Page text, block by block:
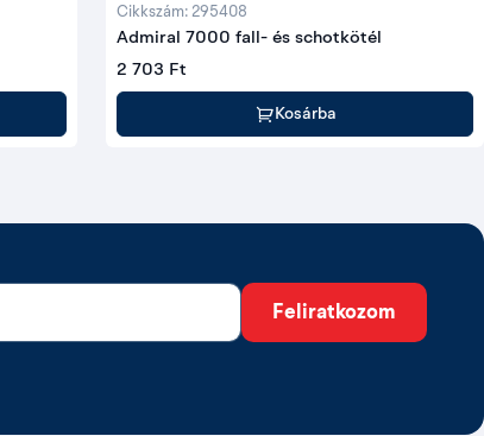
Cikkszám: 295408
Admiral 7000 fall- és schotkötél
2 703 Ft
Kosárba
Feliratkozom